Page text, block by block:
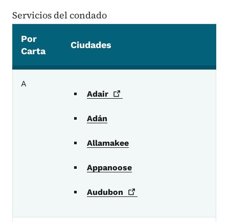
Servicios del condado
Por
Carta
Ciudades
A
Adair
Adán
Allamakee
Appanoose
Audubon